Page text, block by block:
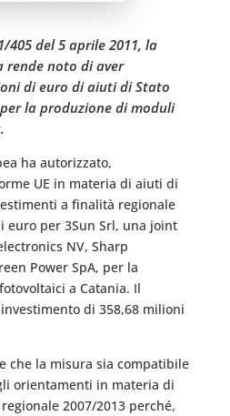
405 del 5 aprile 2011, la
rende noto di aver
di euro di aiuti di Stato
la produzione di moduli
ha autorizzato,
UE in materia di aiuti di
a finalità regionale
euro per 3Sun Srl, una joint
NV, Sharp
Power SpA, per la
a Catania. Il
di 358,68 milioni
che la misura sia compatibile
orientamenti in materia di
2007/2013 perché,